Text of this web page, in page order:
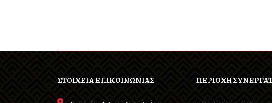
ΣΤΟΙΧΕΙΑ ΕΠΙΚΟΙΝΩΝΙΑΣ ΠΕΡΙΟΧΗ